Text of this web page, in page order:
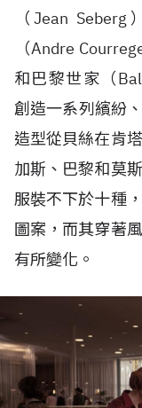
（Jean
（Andre
和巴黎世家（
創造一系列繽紛
造型從貝絲在肯
加斯、巴黎和莫
服裝不下於十種
圖案，而其穿著
有所變化。